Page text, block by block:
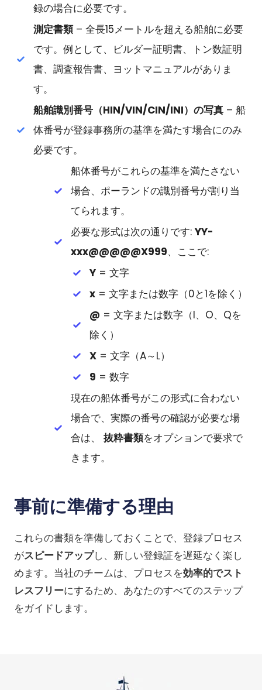
録の場合に必要です。
測定書類– 全長15メートルを超える船舶に必要
です。例として、ビルダー証明書、トン数証明
書、調査報告書、ヨットマニュアルがありま
す。
船舶識別番号（HIN/VIN/CIN/INI）の写真 – 船
体番号が登録事務所の基準を満たす場合にのみ
必要です。
船体番号がこれらの基準を満たさない
場合、ポーランドの識別番号が割り当
てられます。
必要な形式は次の通りです: YY-
xxx@@@@@X999、ここで:
Y = 文字
x = 文字または数字（0と1を除く）
@ = 文字または数字（I、O、Qを
除く）
X = 文字（A～L）
9 = 数字
現在の船体番号がこの形式に合わない
場合で、実際の番号の確認が必要な場
合は、 抜粋書類をオプションで要求で
きます。
事前に準備する理由
これらの書類を準備しておくことで、登録プロセス
がスピードアップし、新しい登録証を遅延なく楽し
めます。当社のチームは、プロセスを効率的でスト
レスフリーにするため、あなたのすべてのステップ
をガイドします。